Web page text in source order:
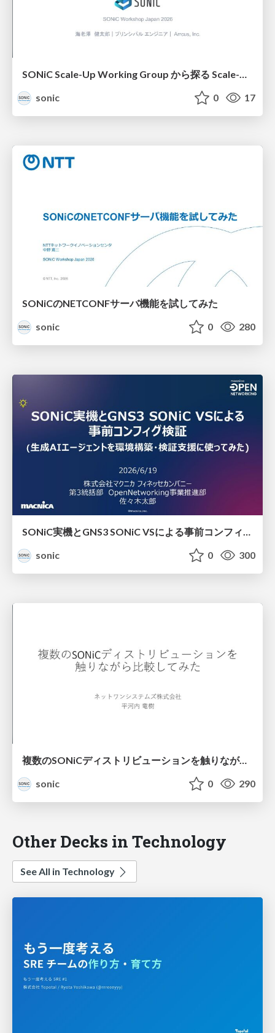
SONiC Scale-Up Working Group から探る Scale-UpやUltraEthernet機能の実装方法
sonic
0 17
SONiCのNETCONFサーバ機能を試してみた
sonic
0 280
SONiC実機とGNS3 SONiC VSによる事前コンフィグ検証 ― 生成AIエージェントを環境構築・検証支援に使ってみた ―
sonic
0 300
複数のSONiCディストリビューションを触りながら比較してみた
sonic
0 290
Other Decks in Technology
See All in Technology